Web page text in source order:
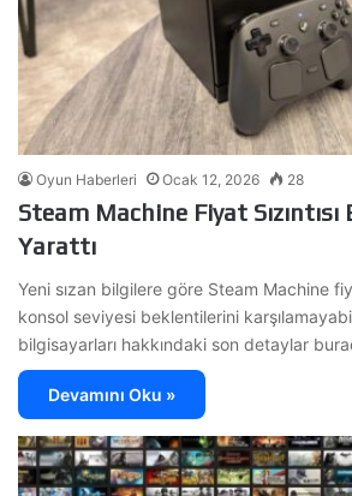
Oyun Haberleri Ocak 12, 2026 28
Steam Machine Fiyat
Yarattı
Yeni sızan bilgilere göre Steam Machine
konsol seviyesi beklentilerini
bilgisayarları hakkındaki son detaylar
Devamını Oku »